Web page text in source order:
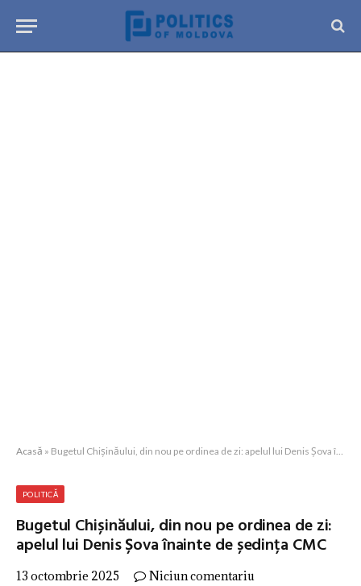
Acasă » Bugetul Chișinăului, din nou pe ordinea de zi: apelul lui Denis Șova înainte de ședința CMC
POLITICĂ
Bugetul Chișinăului, din nou pe ordinea de zi:
apelul lui Denis Șova înainte de ședința CMC
13 octombrie 2025 Niciun comentariu